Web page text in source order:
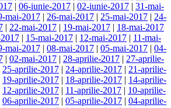
| 06-iunie-2017 | 02-iunie-2017 | 31-mai-
mai-2017 | 26-mai-2017 | 25-mai-2017 | 24-
| 22-mai-2017 | 19-mai-2017 | 18-mai-2017
| 15-mai-2017 | 12-mai-2017 | 11-mai-
mai-2017 | 08-mai-2017 | 05-mai-2017 | 04-
| 02-mai-2017 | 28-aprilie-2017 | 27-aprilie-
25-aprilie-2017 | 24-aprilie-2017 | 21-aprilie-
19-aprilie-2017 | 18-aprilie-2017 | 14-aprilie-
12-aprilie-2017 | 11-aprilie-2017 | 10-aprilie-
06-aprilie-2017 | 05-aprilie-2017 | 04-aprilie-